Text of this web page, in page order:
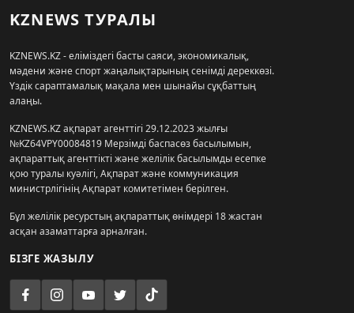
KZNEWS ТУРАЛЫ
KZNEWS.KZ - еліміздегі басты саяси, экономикалық,
мәдени және спорт жаңалықтарының сенімді дереккөзі.
Үздік сараптамалық мақала мен шынайы сұқбаттың
алаңы.
KZNEWS.KZ ақпарат агенттігі 29.12.2023 жылғы
№KZ64VPY00084819 Мерзімді баспасөз басылымын,
ақпараттық агенттікті және желілік басылымды есепке
қою туралы куәлігі, Ақпарат және коммуникация
министрлігінің Ақпарат комитетімен берілген.
Бұл желілік ресурстың ақпараттық өнімдері 18 жастан
асқан азаматтарға арналған.
БІЗГЕ ЖАЗЫЛУ